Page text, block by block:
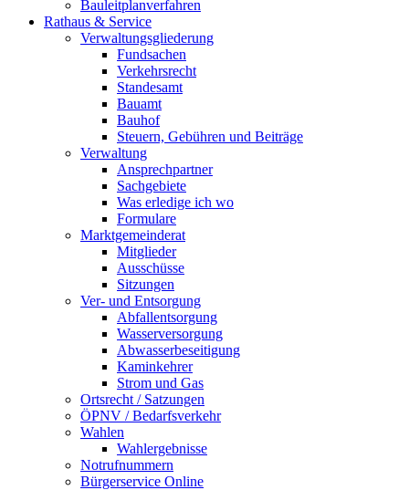
Bauleitplanverfahren
Rathaus & Service
Verwaltungsgliederung
Fundsachen
Verkehrsrecht
Standesamt
Bauamt
Bauhof
Steuern, Gebühren und Beiträge
Verwaltung
Ansprechpartner
Sachgebiete
Was erledige ich wo
Formulare
Marktgemeinderat
Mitglieder
Ausschüsse
Sitzungen
Ver- und Entsorgung
Abfallentsorgung
Wasserversorgung
Abwasserbeseitigung
Kaminkehrer
Strom und Gas
Ortsrecht / Satzungen
ÖPNV / Bedarfsverkehr
Wahlen
Wahlergebnisse
Notrufnummern
Bürgerservice Online